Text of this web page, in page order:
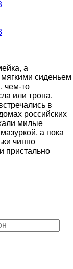
а
сиденьем
чем-то
или трона.
в
российских
милые
а пока
чинно
и пристально